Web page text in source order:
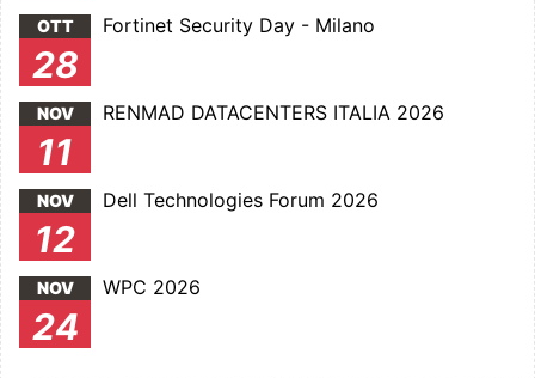
OTT
28
Fortinet Security Day - Milano
NOV
11
RENMAD DATACENTERS ITALIA 2026
NOV
12
Dell Technologies Forum 2026
NOV
24
WPC 2026